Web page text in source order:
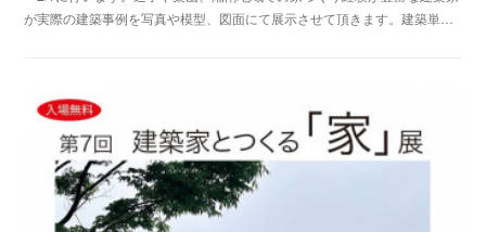
が実際の建築事例を写真や模型、図面にて展示させて頂きます。建築単…